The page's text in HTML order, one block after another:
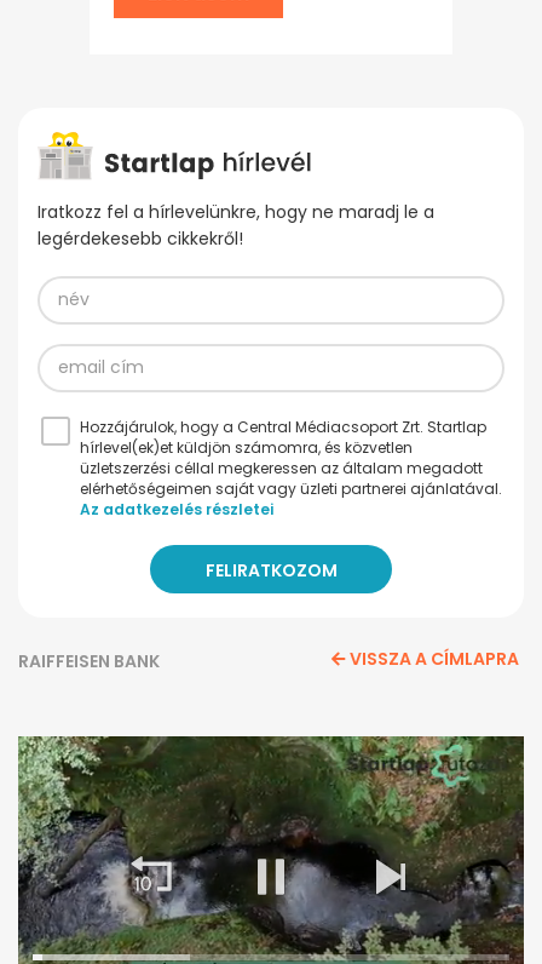
Iratkozz fel a hírlevelünkre, hogy ne maradj le a
legérdekesebb cikkekről!
Hozzájárulok, hogy a Central Médiacsoport Zrt. Startlap
hírlevel(ek)et küldjön számomra, és közvetlen
üzletszerzési céllal megkeressen az általam megadott
elérhetőségeimen saját vagy üzleti partnerei ajánlatával.
Az adatkezelés részletei
RAIFFEISEN BANK VISSZA A CÍMLAPRA